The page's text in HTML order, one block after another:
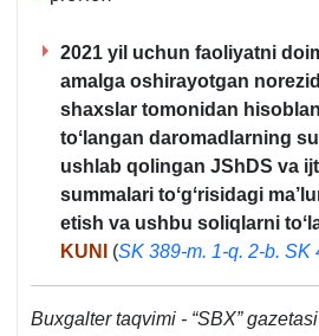
2021 yil uchun faoliyatni
amalga oshirayotgan
shaхslar tomonidan
toʻlangan daromadlarning
ushlab qolingan JShDS va
summalari toʻgʻrisidagi
etish va ushbu soliqlarni
KUNI
(SK 389-m. 1-q. 2-b. SK
Buхgalter taqvimi - “SBX”